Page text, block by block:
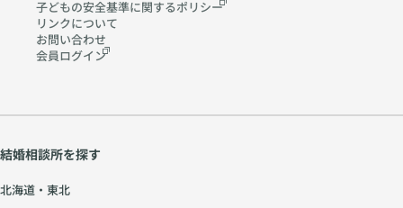
子どもの安全基準に関するポリシー
リンクについて
お問い合わせ
会員ログイン
結婚相談所を探す
北海道・東北